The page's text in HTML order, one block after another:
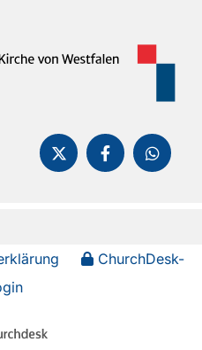
ChurchDesk-